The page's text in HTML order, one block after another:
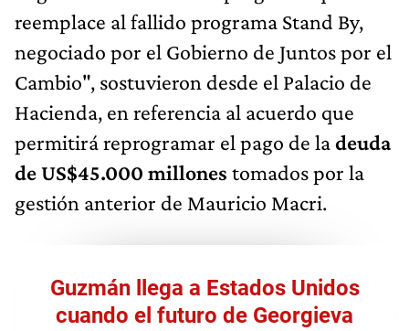
reemplace al fallido programa Stand By,
negociado por el Gobierno de Juntos por el
Cambio", sostuvieron desde el Palacio de
Hacienda, en referencia al acuerdo que
permitirá reprogramar el pago de ladeuda
de US$45.000 millones tomados por la
gestión anterior de Mauricio Macri.
Guzmán llega a Estados Unidos
cuando el futuro de Georgieva